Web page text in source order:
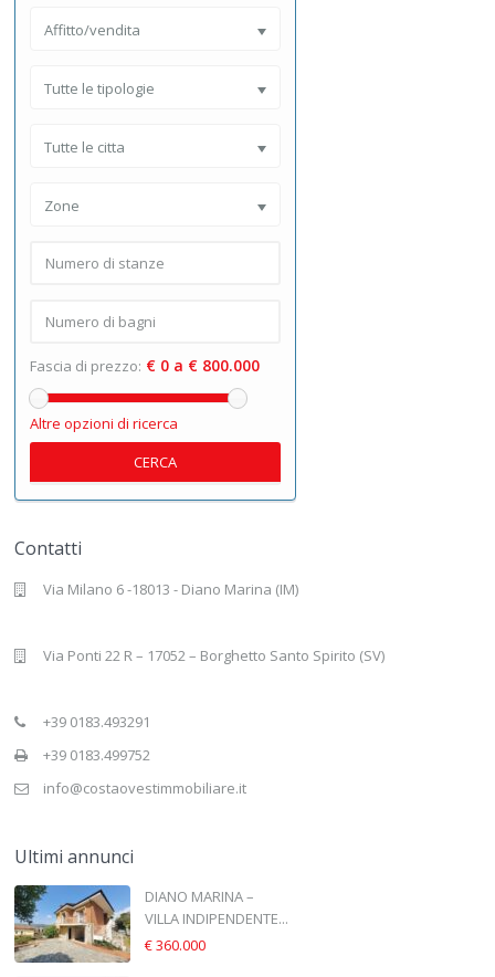
Affitto/vendita
Tutte le tipologie
Tutte le citta
Zone
Fascia di prezzo: € 0 a € 800.000
Altre opzioni di ricerca
CERCA
Contatti
Via Milano 6 -18013 - Diano Marina (IM)
Via Ponti 22 R – 17052 – Borghetto Santo Spirito (SV)
+39 0183.493291
+39 0183.499752
info@costaovestimmobiliare.it
Ultimi annunci
DIANO MARINA –
VILLA INDIPENDENTE...
€ 360.000